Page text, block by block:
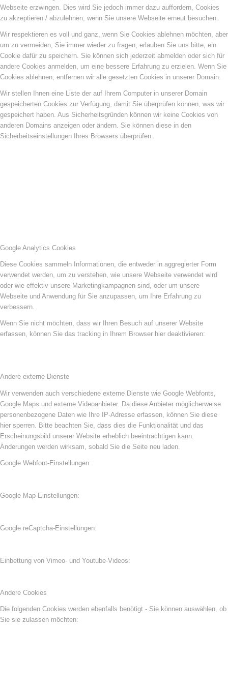
Webseite erzwingen. Dies wird Sie jedoch immer dazu auffordern, Cookies
zu akzeptieren / abzulehnen, wenn Sie unsere Webseite erneut besuchen.
Wir respektieren es voll und ganz, wenn Sie Cookies ablehnen möchten, aber
um zu vermeiden, Sie immer wieder zu fragen, erlauben Sie uns bitte, ein
Cookie dafür zu speichern. Sie können sich jederzeit abmelden oder sich für
andere Cookies anmelden, um eine bessere Erfahrung zu erzielen. Wenn Sie
Cookies ablehnen, entfernen wir alle gesetzten Cookies in unserer Domain.
Wir stellen Ihnen eine Liste der auf Ihrem Computer in unserer Domain
gespeicherten Cookies zur Verfügung, damit Sie überprüfen können, was wir
gespeichert haben. Aus Sicherheitsgründen können wir keine Cookies von
anderen Domains anzeigen oder ändern. Sie können diese in den
Sicherheitseinstellungen Ihres Browsers überprüfen.
Google Analytics Cookies
Diese Cookies sammeln Informationen, die entweder in aggregierter Form
verwendet werden, um zu verstehen, wie unsere Webseite verwendet wird
oder wie effektiv unsere Marketingkampagnen sind, oder um unsere
Webseite und Anwendung für Sie anzupassen, um Ihre Erfahrung zu
verbessern.
Wenn Sie nicht möchten, dass wir Ihren Besuch auf unserer Website
erfassen, können Sie das tracking in Ihrem Browser hier deaktivieren:
Andere externe Dienste
Wir verwenden auch verschiedene externe Dienste wie Google Webfonts,
Google Maps und externe Videoanbieter. Da diese Anbieter möglicherweise
personenbezogene Daten wie Ihre IP-Adresse erfassen, können Sie diese
hier sperren. Bitte beachten Sie, dass dies die Funktionalität und das
Erscheinungsbild unserer Website erheblich beeinträchtigen kann.
Änderungen werden wirksam, sobald Sie die Seite neu laden.
Google Webfont-Einstellungen:
Google Map-Einstellungen:
Google reCaptcha-Einstellungen:
Einbettung von Vimeo- und Youtube-Videos:
Andere Cookies
Die folgenden Cookies werden ebenfalls benötigt - Sie können auswählen, ob
Sie sie zulassen möchten: